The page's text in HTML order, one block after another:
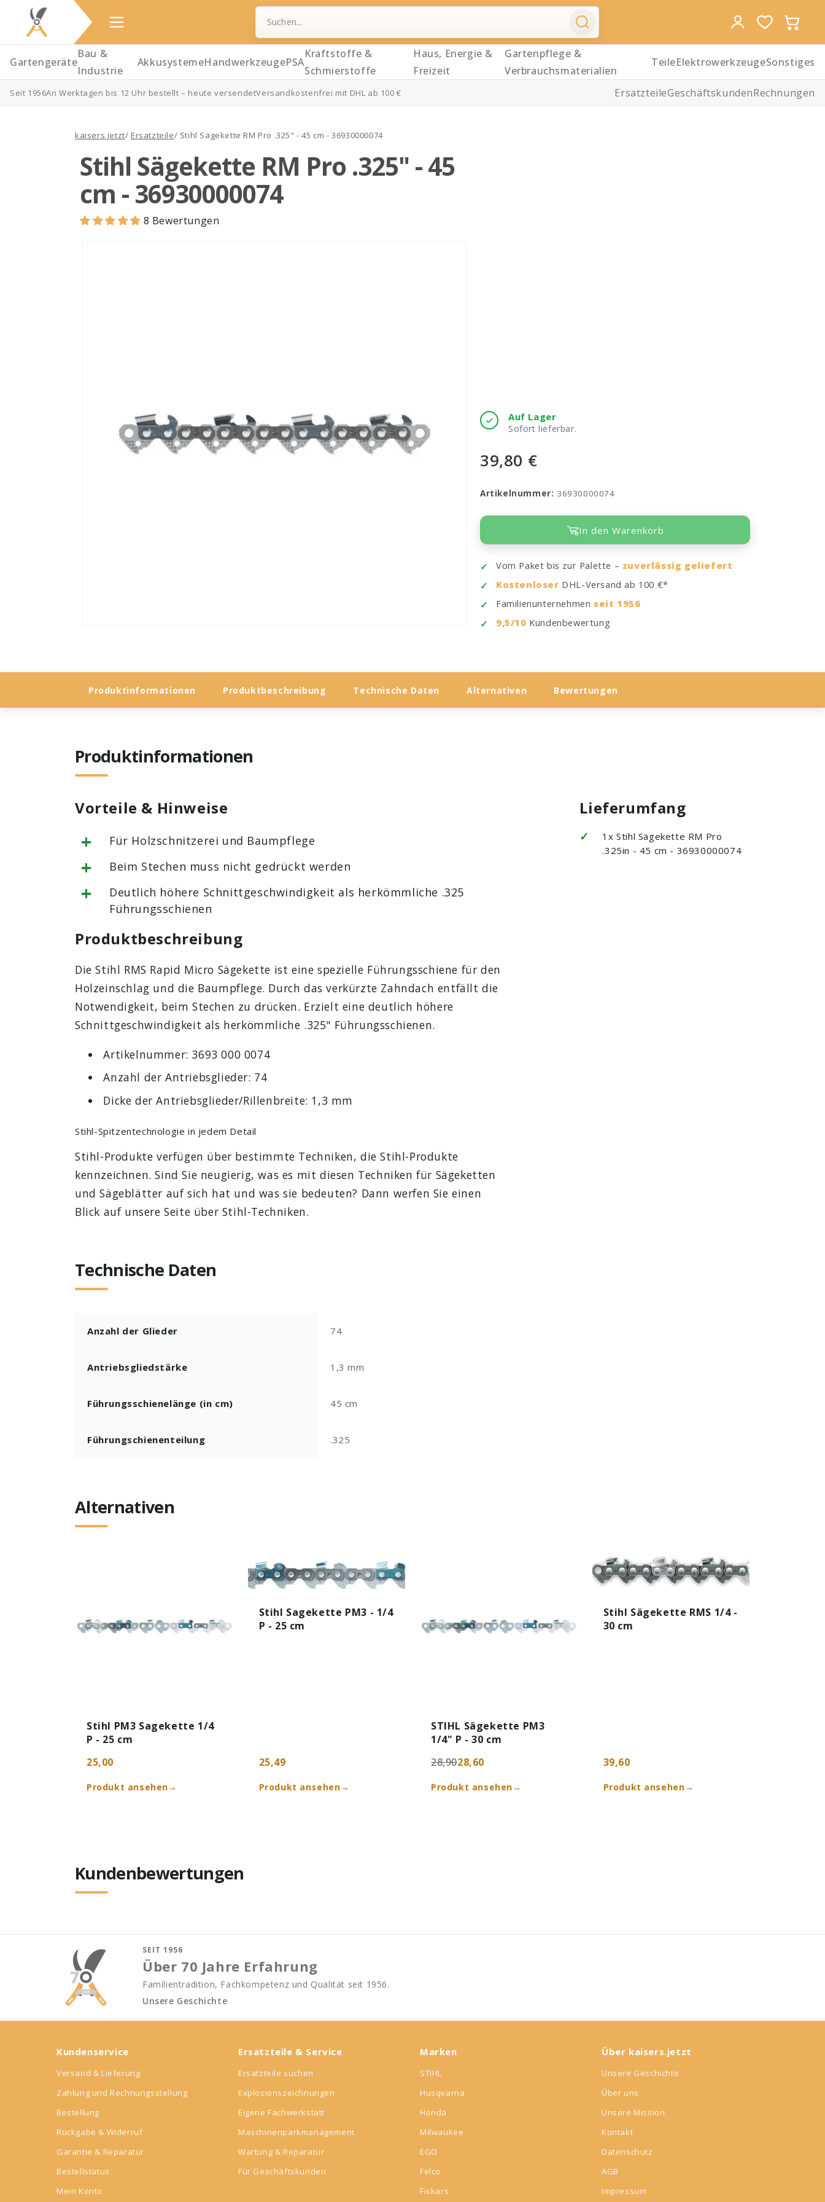
Gartengeräte
Bau &
Industrie
AkkusystemeHandwerkzeugePSA
Kraftstoffe &
Schmierstoffe
Haus, Energie &
Freizeit
Gartenpflege &
Verbrauchsmaterialien
TeileElektrowerkzeugeSonstiges
Seit 1956An Werktagen bis 12 Uhr bestellt – heute versendetVersandkostenfrei mit DHL ab 100 € ErsatzteileGeschäftskundenRechnungen
kaisers.jetzt/ Ersatzteile/ Stihl Sägekette RM Pro .325" - 45 cm - 36930000074
Stihl Sägekette RM Pro .325" - 45
cm - 36930000074
8 Bewertungen
öffnen
Auf Lager
Sofort lieferbar.
39,80 €
Artikelnummer: 36930000074
In den Warenkorb
Vom Paket bis zur Palette – zuverlässig geliefert
Kostenloser DHL-Versand ab 100 €*
Familienunternehmen seit 1956
9,5/10 Kundenbewertung
Produktinformationen Produktbeschreibung Technische Daten Alternativen Bewertungen
Produktinformationen
Vorteile & Hinweise
+ Für Holzschnitzerei und Baumpflege
+ Beim Stechen muss nicht gedrückt werden
+
Deutlich höhere Schnittgeschwindigkeit als herkömmliche .325
Führungsschienen
Produktbeschreibung
Die Stihl RMS Rapid Micro Sägekette ist eine spezielle Führungsschiene für den
Holzeinschlag und die Baumpflege. Durch das verkürzte Zahndach entfällt die
Notwendigkeit, beim Stechen zu drücken. Erzielt eine deutlich höhere
Schnittgeschwindigkeit als herkömmliche .325" Führungsschienen.
Artikelnummer: 3693 000 0074
Anzahl der Antriebsglieder: 74
Dicke der Antriebsglieder/Rillenbreite: 1,3 mm
Stihl-Spitzentechnologie in jedem Detail
Stihl-Produkte verfügen über bestimmte Techniken, die Stihl-Produkte
kennzeichnen. Sind Sie neugierig, was es mit diesen Techniken für Sägeketten
und Sägeblätter auf sich hat und was sie bedeuten? Dann werfen Sie einen
Blick auf unsere Seite über Stihl-Techniken.
Lieferumfang
✓
1x Stihl Sägekette RM Pro
.325in - 45 cm - 36930000074
Technische Daten
Anzahl der Glieder 74
Antriebsgliedstärke 1,3 mm
Führungsschienelänge (in cm) 45 cm
Führungschienenteilung .325
Alternativen
Stihl PM3 Sagekette 1/4
P - 25 cm
25,00
Produkt ansehen→
Stihl Sagekette PM3 - 1/4
P - 25 cm
25,49
Produkt ansehen→
STIHL Sägekette PM3
1/4" P - 30 cm
28,9028,60
Produkt ansehen→
Stihl Sägekette RMS 1/4 -
30 cm
39,60
Produkt ansehen→
Kundenbewertungen
SEIT 1956
Über 70 Jahre Erfahrung
Familientradition, Fachkompetenz und Qualität seit 1956.
Unsere Geschichte
Kundenservice
Versand & Lieferung
Zahlung und Rechnungsstellung
Bestellung
Rückgabe & Widerruf
Garantie & Reparatur
Bestellstatus
Mein Konto
Ersatzteile & Service
Ersatzteile suchen
Explosionszeichnungen
Eigene Fachwerkstatt
Maschinenparkmanagement
Wartung & Reparatur
Für Geschäftskunden
Marken
STIHL
Husqvarna
Honda
Milwaukee
EGO
Felco
Fiskars
Über kaisers.jetzt
Unsere Geschichte
Über uns
Unsere Mission
Kontakt
Datenschutz
AGB
Impressum